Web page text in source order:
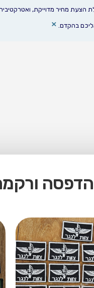
הצעת מחיר מדוייקת,
בהקדם. ×
הדפסה